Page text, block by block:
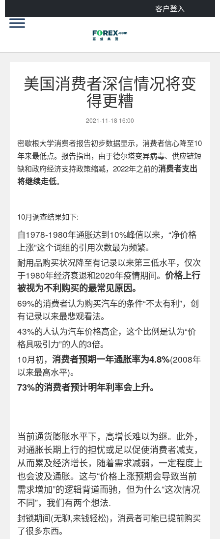
客户登入
美国消费者深信情况将变
得更糟
2021-11-18 16:00
密歇根大学消费者报告初步数据显示，消费者信心降至10
年来最低点。报告指出，由于德尔塔变异病毒、供应链短
缺和政府经济支持政策缩减，2022年之前的消费者支出
将继续走低。
10月调查结果如下:
自1978-1980年通胀达到10%峰值以来，“净价格
上涨”这个词组的引用次数最为频繁。
耐用品购买状况降至有记录以来第三低水平，仅次
于1980年经济衰退和2020年疫情期间。 价格上行
被视为不利购买的最常见原因。
69%的消费者认为购买汽车的条件“不太有利”，创
有记录以来最悲观看法。
43%的人认为汽车价格高企，这个比例是认为“价
格具吸引力”的人的3倍。
10月初， 消费者预期一年通胀率为4.8%(2008年
以来最高水平)。
73%的消费者预计明年利率会上升。
当前通货膨胀水平下，高增长难以为继。此外，
对通胀长期上行的担忧或足以促使消费者减支，
从而累及经济增长，随着需求减弱，一定程度上
也会波及通胀。这与“价格上涨预期会导致当前
需求增加”的逻辑背道而驰，但为什么“这次情况
不同”，我们有两个想法.
封锁期间(无聊,来钱轻松)，消费者可能已提前购买
了很多东西。